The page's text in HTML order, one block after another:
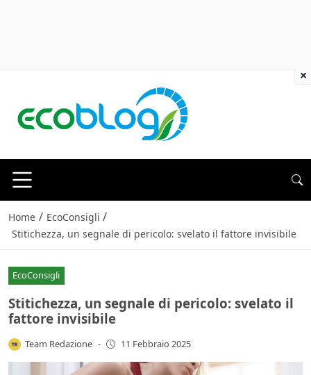
Home / EcoConsigli /
Stitichezza, un segnale di pericolo: svelato il fattore invisibile
EcoConsigli
Stitichezza, un segnale di pericolo: svelato il
fattore invisibile
Team Redazione - 11 Febbraio 2025
×